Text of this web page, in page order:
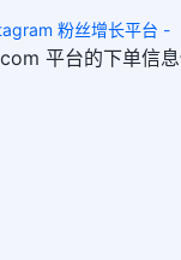
粉丝增长平台 -
平台的下单信